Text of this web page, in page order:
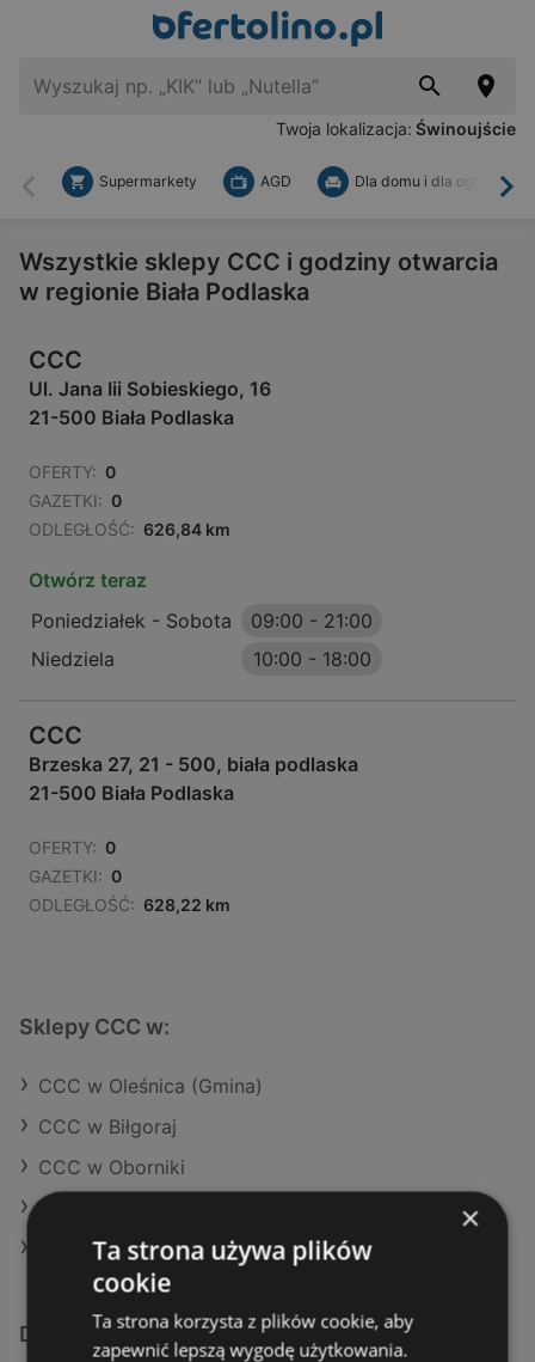
Twoja lokalizacja: Świnoujście
Wstecz
Supermarkety AGD Dla domu i dla ogrodu
Wszystkie sklepy CCC i godziny otwarcia
w regionie Biała Podlaska
CCC
Ul. Jana Iii Sobieskiego, 16
21-500 Biała Podlaska
OFERTY: 0
GAZETKI: 0
ODLEGŁOŚĆ: 626,84 km
Otwórz teraz
Poniedziałek - Sobota
09:00 - 21:00
Niedziela
10:00 - 18:00
CCC
Brzeska 27, 21 - 500, biała podlaska
21-500 Biała Podlaska
OFERTY: 0
GAZETKI: 0
ODLEGŁOŚĆ: 628,22 km
Sklepy CCC w:
CCC w Oleśnica (Gmina)
CCC w Biłgoraj
CCC w Oborniki
CCC w Tarnowo Podgórne
CCC w Śrem
Dodatkowe łącza
×
Ta strona używa plików
cookie
Ta strona korzysta z plików cookie, aby
zapewnić lepszą wygodę użytkowania.